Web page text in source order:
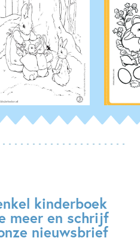
kinderboek
meer en schrijf
nieuwsbrief